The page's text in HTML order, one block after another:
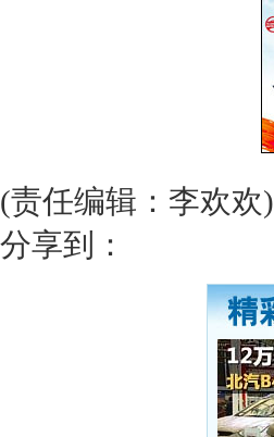
(责任编辑：李欢欢)
分享到：